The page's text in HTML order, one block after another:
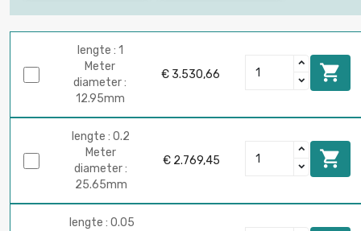
lengte : 1
Meter
diameter :
12.95mm
€ 3.530,66 
lengte : 0.2
Meter
diameter :
25.65mm
€ 2.769,45 
lengte : 0.05